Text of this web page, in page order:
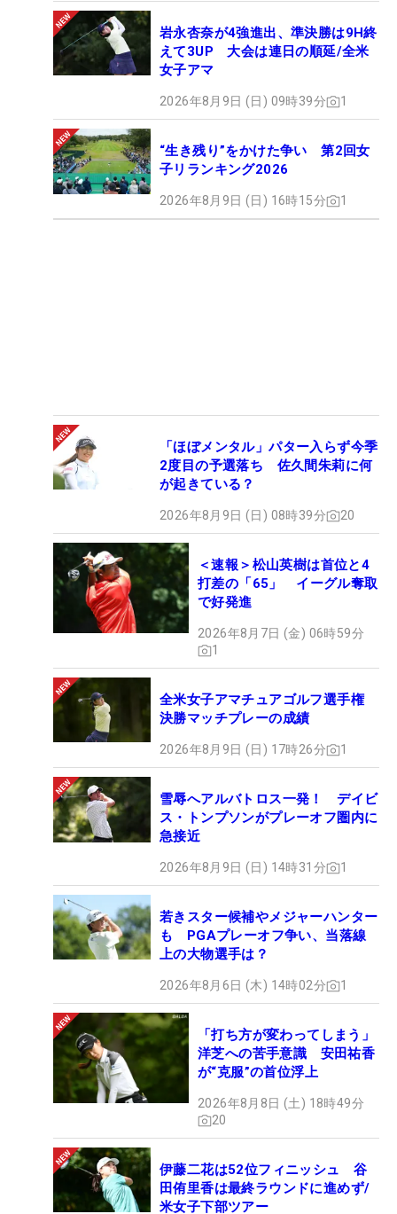
岩永杏奈が4強進出、準決勝は9H終
えて3UP 大会は連日の順延/全米
女子アマ
2026年8月9日 (日) 09時39分 1
“生き残り”をかけた争い 第2回女
子リランキング2026
2026年8月9日 (日) 16時15分 1
「ほぼメンタル」パター入らず今季
2度目の予選落ち 佐久間朱莉に何
が起きている？
2026年8月9日 (日) 08時39分 20
＜速報＞松山英樹は首位と4
打差の「65」 イーグル奪取
で好発進
2026年8月7日 (金) 06時59分
1
全米女子アマチュアゴルフ選手権
決勝マッチプレーの成績
2026年8月9日 (日) 17時26分 1
雪辱へアルバトロス一発！ デイビ
ス・トンプソンがプレーオフ圏内に
急接近
2026年8月9日 (日) 14時31分 1
若きスター候補やメジャーハンター
も PGAプレーオフ争い、当落線
上の大物選手は？
2026年8月6日 (木) 14時02分 1
「打ち方が変わってしまう」
洋芝への苦手意識 安田祐香
が“克服”の首位浮上
2026年8月8日 (土) 18時49分
20
伊藤二花は52位フィニッシュ 谷
田侑里香は最終ラウンドに進めず/
米女子下部ツアー